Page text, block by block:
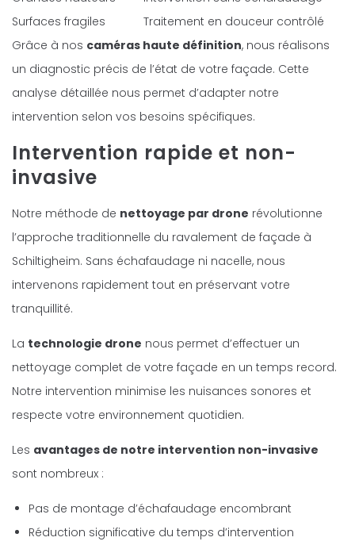
Surfaces fragiles
Traitement en douceur contrôlé
Grâce à nos caméras haute définition, nous réalisons
un diagnostic précis de l’état de votre façade. Cette
analyse détaillée nous permet d’adapter notre
intervention selon vos besoins spécifiques.
Intervention rapide et non-
invasive
Notre méthode de nettoyage par drone révolutionne
l’approche traditionnelle du ravalement de façade à
Schiltigheim. Sans échafaudage ni nacelle, nous
intervenons rapidement tout en préservant votre
tranquillité.
La technologie drone nous permet d’effectuer un
nettoyage complet de votre façade en un temps record.
Notre intervention minimise les nuisances sonores et
respecte votre environnement quotidien.
Les avantages de notre intervention non-invasive
sont nombreux :
Pas de montage d’échafaudage encombrant
Réduction significative du temps d’intervention